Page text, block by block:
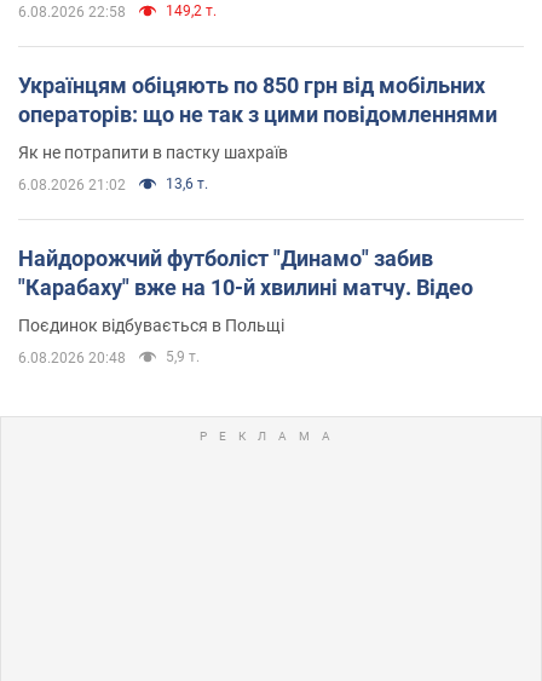
6.08.2026 22:58 149,2 т.
Українцям обіцяють по 850 грн від мобільних
операторів: що не так з цими повідомленнями
Як не потрапити в пастку шахраїв
6.08.2026 21:02 13,6 т.
Найдорожчий футболіст "Динамо" забив
"Карабаху" вже на 10-й хвилині матчу. Відео
Поєдинок відбувається в Польщі
6.08.2026 20:48 5,9 т.